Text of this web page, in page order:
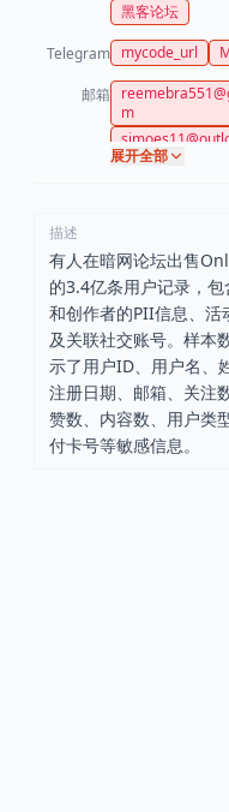
黑客论坛
Telegram mycode_url
邮箱
m
m
om
展开全部
描述
有人在暗网论坛出售
的3.4亿条用户记录，包
和创作者的PII信息、活
及关联社交账号。样本
示了用户ID、用户名、
注册日期、邮箱、关注
赞数、内容数、用户类
付卡号等敏感信息。